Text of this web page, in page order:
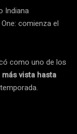
Indiana
comienza el
como uno de los
vista hasta